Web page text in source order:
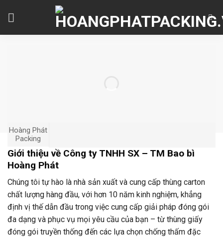
Hoàng Phát
Packing
Giới thiệu về Công ty TNHH SX – TM Bao bì
Hoàng Phát
Chúng tôi tự hào là nhà sản xuất và cung cấp thùng carton
chất lượng hàng đầu, với hơn 10 năm kinh nghiệm, khẳng
định vị thế dẫn đầu trong việc cung cấp giải pháp đóng gói
đa dạng và phục vụ mọi yêu cầu của bạn – từ thùng giấy
đóng gói truyền thống đến các lựa chọn chống thấm đặc